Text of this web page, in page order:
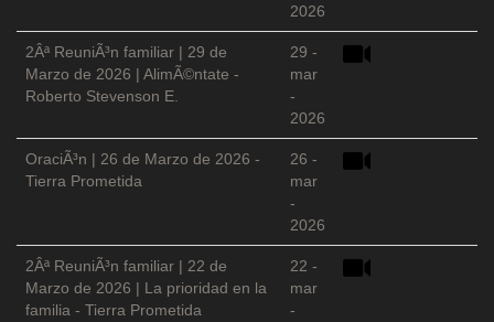
2026
2Âª ReuniÃ³n familiar | 29 de
Marzo de 2026 | AlimÃ©ntate -
Roberto Stevenson E.
29 -
mar
-
2026
OraciÃ³n | 26 de Marzo de 2026 -
Tierra Prometida
26 -
mar
-
2026
2Âª ReuniÃ³n familiar | 22 de
Marzo de 2026 | La prioridad en la
familia - Tierra Prometida
22 -
mar
-